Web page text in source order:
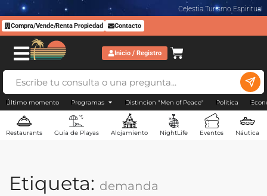
Celestia Turismo Espiritual
Compra/Vende/Renta Propiedad Contacto
Inicio / Registro
Último momento Programas Distincion "Men of Peace" Politica
Restaurants Guía de Playas Alojamiento NightLife Eventos Náutica
Etiqueta: demanda